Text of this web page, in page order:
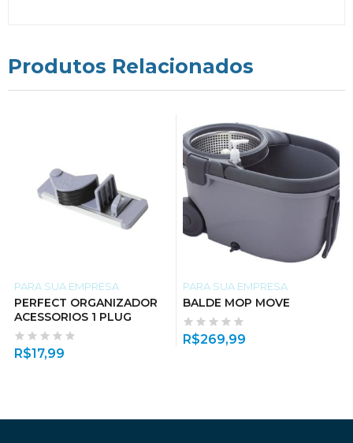
Produtos Relacionados
PARA SUA EMPRESA
PERFECT ORGANIZADOR
ACESSORIOS 1 PLUG
R$17,99
PARA SUA EMPRESA
BALDE MOP MOVE
R$269,99